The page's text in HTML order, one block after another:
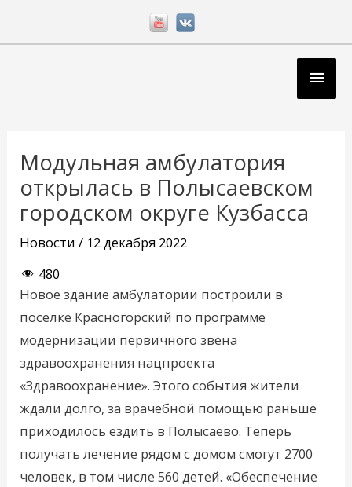
Модульная амбулатория
открылась в Полысаевском
городском округе Кузбасса
Новости / 12 декабря 2022
480
Новое здание амбулатории построили в
поселке Красногорский по программе
модернизации первичного звена
здравоохранения нацпроекта
«Здравоохранение». Этого события жители
ждали долго, за врачебной помощью раньше
приходилось ездить в Полысаево. Теперь
получать лечение рядом с домом смогут 2700
человек, в том числе 560 детей. «Обеспечение
записям